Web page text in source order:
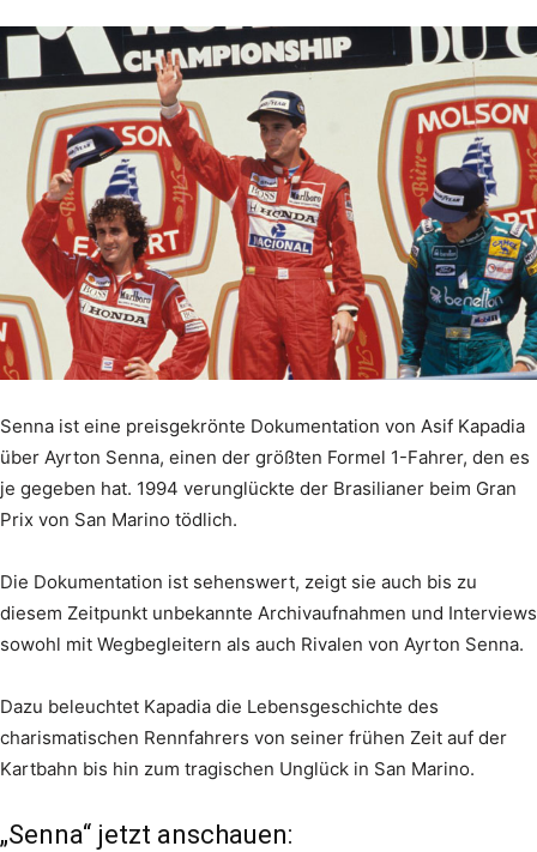
Senna ist eine preisgekrönte Dokumentation von Asif Kapadia
über Ayrton Senna, einen der größten Formel 1-Fahrer, den es
je gegeben hat. 1994 verunglückte der Brasilianer beim Gran
Prix von San Marino tödlich.
Die Dokumentation ist sehenswert, zeigt sie auch bis zu
diesem Zeitpunkt unbekannte Archivaufnahmen und Interviews
sowohl mit Wegbegleitern als auch Rivalen von Ayrton Senna.
Dazu beleuchtet Kapadia die Lebensgeschichte des
charismatischen Rennfahrers von seiner frühen Zeit auf der
Kartbahn bis hin zum tragischen Unglück in San Marino.
„Senna“ jetzt anschauen: